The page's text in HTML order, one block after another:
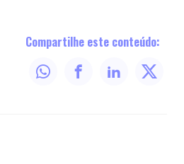
Compartilhe este conteúdo: